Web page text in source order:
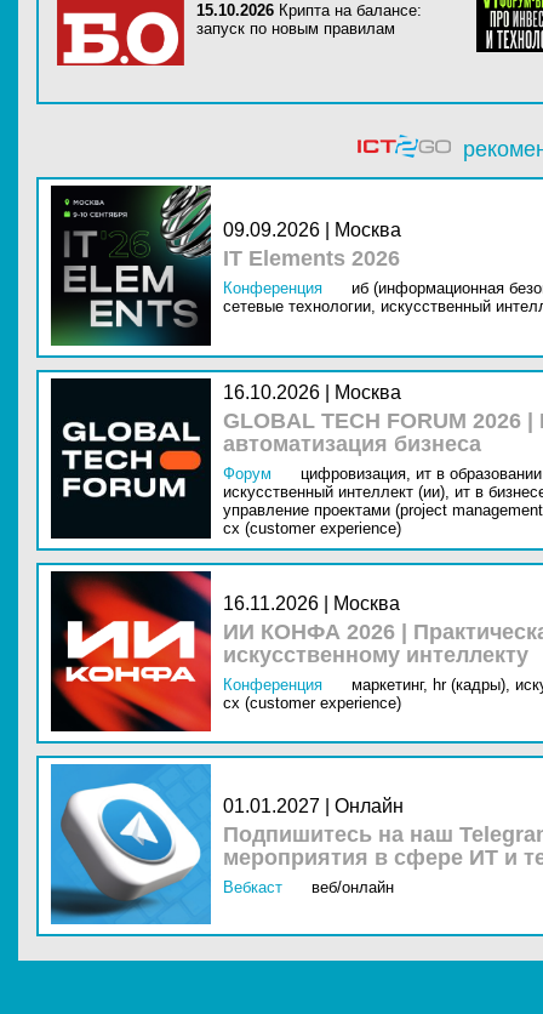
15.10.2026 Крипта на балансе:
запуск по новым правилам
09.09.2026 | Москва
IT Elements 2026
Конференция
иб (информационная
сетевые технологии, искусственный
16.10.2026 | Москва
GLOBAL TECH FORUM
автоматизация бизнеса
Форум цифровизация, ит в
искусственный интеллект (ии), ит в
управление проектами (project
cx (customer experience)
16.11.2026 | Москва
ИИ КОНФА 2026 |
искусственному интеллекту
Конференция маркетинг, hr (кадры),
cx (customer experience)
01.01.2027 | Онлайн
Подпишитесь на наш
мероприятия в сфере ИТ и
Вебкаст веб/онлайн